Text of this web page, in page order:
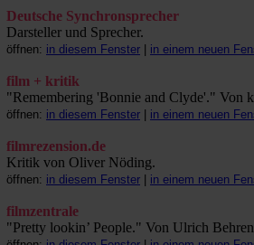
Deutsche Synchronsprecher
Darsteller und Sprecher.
öffnen: in diesem Fenster in einem neuen
film + kritik
"Remembering 'Bonnie and Clyde'." Von
öffnen: in diesem Fenster in einem neuen
filmrezension.de
Kritik von Oliver Nöding.
öffnen: in diesem Fenster in einem neuen
filmzentrale
"Pretty lookin’ People." Von Ulrich